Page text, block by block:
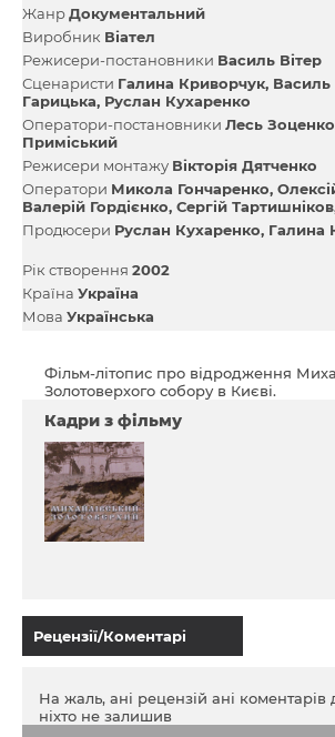
ЖанрДокументальний
Виробник Віател
Режисери-постановники Василь Вітер
Сценаристи Галина Криворчук Василь
Гарицька Руслан Кухаренко
Оператори-постановники Лесь Зоценко
Приміський
Режисери монтажу Вікторія Дятченко
Оператори Микола Гончаренко
Валерій Гордієнко Сергій Тартишніков
Продюсери Руслан Кухаренко Галина
Рік створення 2002
Країна Україна
Мова Українська
Фільм-літопис про відродження
Золотоверхого собору в Києві.
Кадри з фільму
Рецензії/Коментарі
На жаль, ані рецензій ані
ніхто не залишив